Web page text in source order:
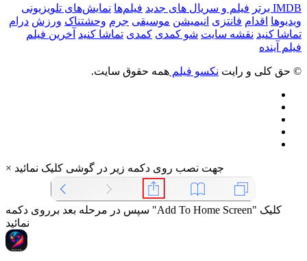
IMDB برتر فیلم و سریال های جدید فیلم‌ها نمایش‌های تلویزیونی
ویدیوها اقدام فانتزی انیمیشن موسیقی جرم وحشتناک ورزش درام
تماشا کنید نقشه سایت شو کمدی کمدی تماشا کنید آخرین فیلم
فیلم آینده
© حق کلی و رایت نکسو فیلم همه حقوق سایت.
× جهت نصب روی دکمه زیر در گوشی کلیک نمائید
سپس در مرحله بعد برروی دکمه "Add To Home Screen" کلیک
نمائید